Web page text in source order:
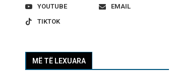
YOUTUBE
EMAIL
TIKTOK
MË TË LEXUARA